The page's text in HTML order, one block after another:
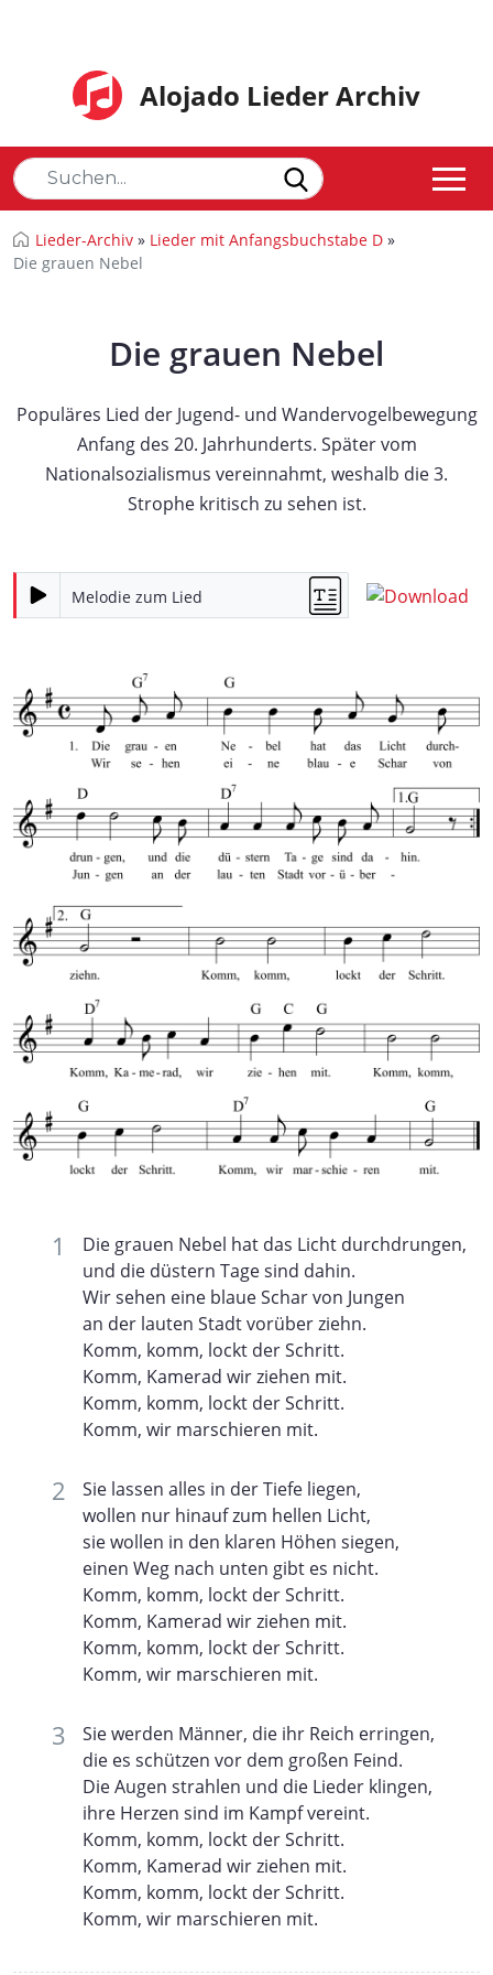
Alojado Lieder Archiv
Lieder-Archiv » Lieder mit Anfangsbuchstabe D »
Die grauen Nebel
Die grauen Nebel
Populäres Lied der Jugend- und Wandervogelbewegung
Anfang des 20. Jahrhunderts. Später vom
Nationalsozialismus vereinnahmt, weshalb die 3.
Strophe kritisch zu sehen ist.
Melodie zum Lied
Die grauen Nebel hat das Licht durchdrungen,
und die düstern Tage sind dahin.
Wir sehen eine blaue Schar von Jungen
an der lauten Stadt vorüber ziehn.
Komm, komm, lockt der Schritt.
Komm, Kamerad wir ziehen mit.
Komm, komm, lockt der Schritt.
Komm, wir marschieren mit.
Sie lassen alles in der Tiefe liegen,
wollen nur hinauf zum hellen Licht,
sie wollen in den klaren Höhen siegen,
einen Weg nach unten gibt es nicht.
Komm, komm, lockt der Schritt.
Komm, Kamerad wir ziehen mit.
Komm, komm, lockt der Schritt.
Komm, wir marschieren mit.
Sie werden Männer, die ihr Reich erringen,
die es schützen vor dem großen Feind.
Die Augen strahlen und die Lieder klingen,
ihre Herzen sind im Kampf vereint.
Komm, komm, lockt der Schritt.
Komm, Kamerad wir ziehen mit.
Komm, komm, lockt der Schritt.
Komm, wir marschieren mit.